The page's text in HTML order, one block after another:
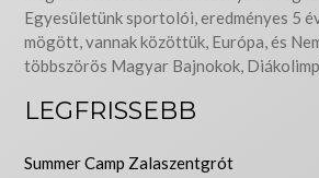
Egyesületünk sportolói, eredményes 5
mögött, vannak közöttük, Európa, és
többszörös Magyar Bajnokok,
LEGFRISSEBB
Summer Camp Zalaszentgrót